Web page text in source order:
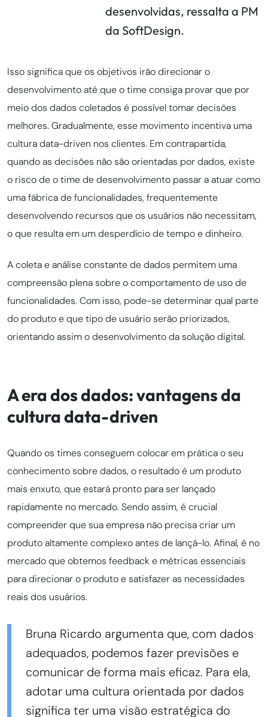
desenvolvidas, ressalta a PM
da SoftDesign.
Isso significa que os objetivos irão direcionar o
desenvolvimento até que o time consiga provar que por
meio dos dados coletados é possível tomar decisões
melhores. Gradualmente, esse movimento incentiva uma
cultura data-driven nos clientes. Em contrapartida,
quando as decisões não são orientadas por dados, existe
o risco de o time de desenvolvimento passar a atuar como
uma fábrica de funcionalidades, frequentemente
desenvolvendo recursos que os usuários não necessitam,
o que resulta em um desperdício de tempo e dinheiro.
A coleta e análise constante de dados permitem uma
compreensão plena sobre o comportamento de uso de
funcionalidades. Com isso, pode-se determinar qual parte
do produto e que tipo de usuário serão priorizados,
orientando assim o desenvolvimento da solução digital.
A era dos dados: vantagens da
cultura data-driven
Quando os times conseguem colocar em prática o seu
conhecimento sobre dados, o resultado é um produto
mais enxuto, que estará pronto para ser lançado
rapidamente no mercado. Sendo assim, é crucial
compreender que sua empresa não precisa criar um
produto altamente complexo antes de lançá-lo. Afinal, é no
mercado que obtemos feedback e métricas essenciais
para direcionar o produto e satisfazer as necessidades
reais dos usuários.
Bruna Ricardo argumenta que, com dados
adequados, podemos fazer previsões e
comunicar de forma mais eficaz. Para ela,
adotar uma cultura orientada por dados
significa ter uma visão estratégica do